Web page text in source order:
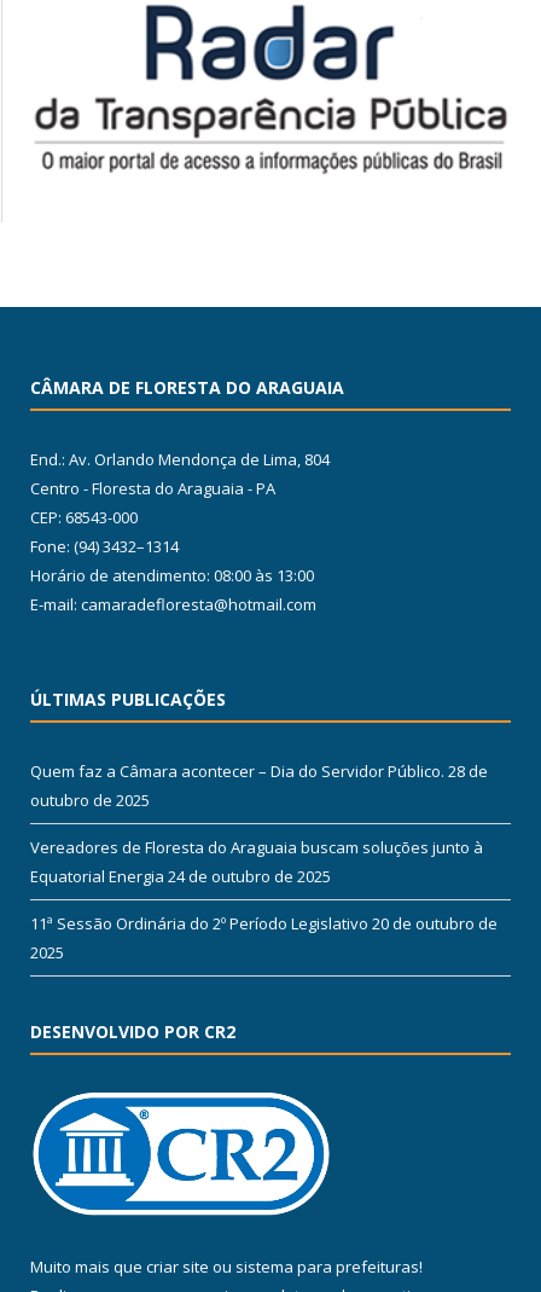
CÂMARA DE FLORESTA DO ARAGUAIA
End.: Av. Orlando Mendonça de Lima, 804
Centro - Floresta do Araguaia - PA
CEP: 68543-000
Fone: (94) 3432–1314
Horário de atendimento: 08:00 às 13:00
E-mail: camaradefloresta@hotmail.com
ÚLTIMAS PUBLICAÇÕES
Quem faz a Câmara acontecer – Dia do Servidor Público. 28 de
outubro de 2025
Vereadores de Floresta do Araguaia buscam soluções junto à
Equatorial Energia 24 de outubro de 2025
11ª Sessão Ordinária do 2º Período Legislativo 20 de outubro de
2025
DESENVOLVIDO POR CR2
Muito mais que criar site ou sistema para prefeituras!